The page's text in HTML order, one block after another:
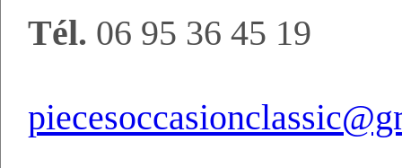
Tél. 06 95 36 45 19